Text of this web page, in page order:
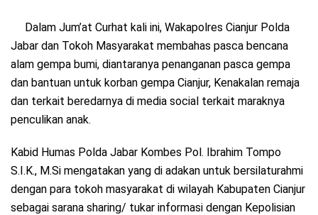
Dalam Jum’at Curhat kali ini, Wakapolres Cianjur Polda
Jabar dan Tokoh Masyarakat membahas pasca bencana
alam gempa bumi, diantaranya penanganan pasca gempa
dan bantuan untuk korban gempa Cianjur, Kenakalan remaja
dan terkait beredarnya di media social terkait maraknya
penculikan anak.
Kabid Humas Polda Jabar Kombes Pol. Ibrahim Tompo
S.I.K., M.Si mengatakan yang di adakan untuk bersilaturahmi
dengan para tokoh masyarakat di wilayah Kabupaten Cianjur
sebagai sarana sharing/ tukar informasi dengan Kepolisian